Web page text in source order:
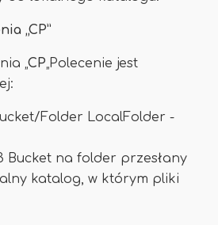
„CP”
„CP„Polecenie jest
Folder LocalFolder -
Bucket na folder przesłany
katalog, w którym pliki